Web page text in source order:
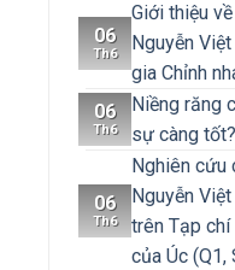
06
Th6
Giới thiệu
Nguyễn
gia Chỉnh
06
Th6
Niềng răng
sự càng tốt?
06
Th6
Nghiên cứu
Nguyễn
trên Tạp chí
của Úc (Q1,